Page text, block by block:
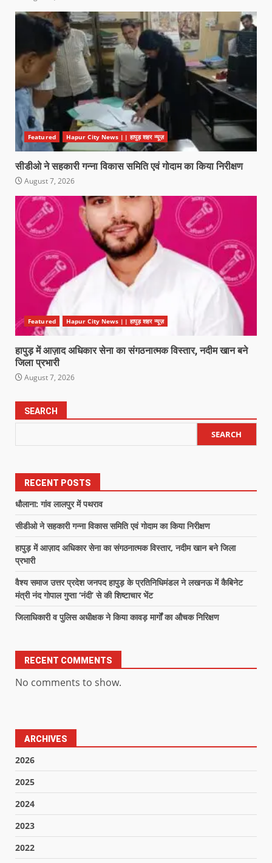
Featured Hapur City News || हापुड़ शहर न्यूज़
सीडीओ ने सहकारी गन्ना विकास समिति एवं गोदाम का किया निरीक्षण
August 7, 2026
Featured Hapur City News || हापुड़ शहर न्यूज़
हापुड़ में आज़ाद अधिकार सेना का संगठनात्मक विस्तार, नदीम खान बने
जिला प्रभारी
August 7, 2026
SEARCH
SEARCH
RECENT POSTS
धौलाना: गांव लालपुर में पथराव
सीडीओ ने सहकारी गन्ना विकास समिति एवं गोदाम का किया निरीक्षण
हापुड़ में आज़ाद अधिकार सेना का संगठनात्मक विस्तार, नदीम खान बने जिला
प्रभारी
वैश्य समाज उत्तर प्रदेश जनपद हापुड़ के प्रतिनिधिमंडल ने लखनऊ में कैबिनेट
मंत्री नंद गोपाल गुप्ता ‘नंदी’ से की शिष्टाचार भेंट
जिलाधिकारी व पुलिस अधीक्षक ने किया कावड़ मार्गों का औचक निरिक्षण
RECENT COMMENTS
No comments to show.
ARCHIVES
2026
2025
2024
2023
2022